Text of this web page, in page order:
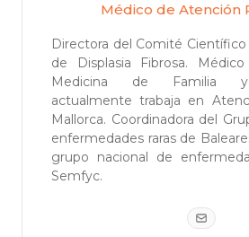
Médico de Atención
Directora del Comité Científico
de Displasia Fibrosa.
Medicina de Familia y
actualmente trabaja en
Mallorca. Coordinadora del
enfermedades raras de
grupo nacional de
Semfyc.